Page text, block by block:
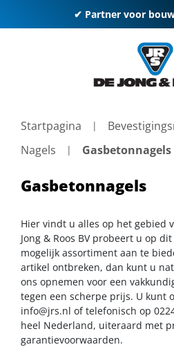
✔ Partner voor
Startpagina
Nagels
Gasbetonnagels
Gasbetonnagels
Hier vindt u alles op het gebied
Jong & Roos BV probeert u op
mogelijk assortiment aan te
artikel ontbreken, dan kunt u
ons opnemen voor een
tegen een scherpe prijs. U kunt
info@jrs.nl of telefonisch op
heel Nederland, uiteraard met
garantievoorwaarden.